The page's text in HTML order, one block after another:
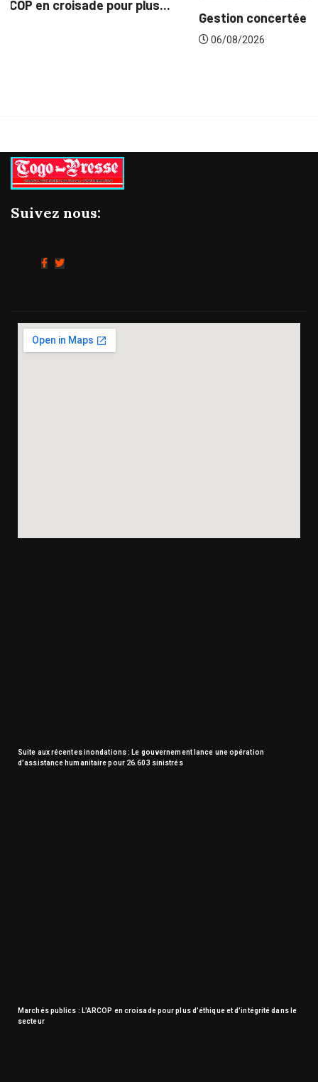
Gestion concertée et durable du Bassin du...
Suivez nous:
Suite aux récentes inondations : Le gouvernement lance une opération
d’assistance humanitaire pour 26.603 sinistrés
Marchés publics : L’ARCOP en croisade pour plus d’éthique et d’intégrité dans le
secteur